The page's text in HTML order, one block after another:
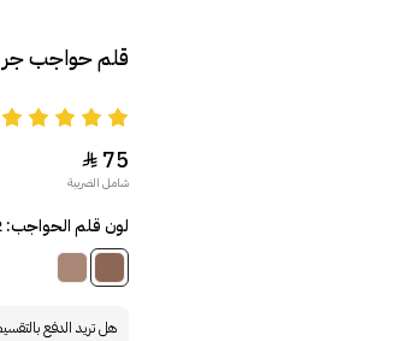
قلم حواجب
75

شامل الضريبة
لون قلم الحواجب: 102
هل تريد الدفع